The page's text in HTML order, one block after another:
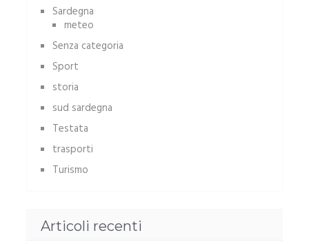
Sardegna
meteo
Senza categoria
Sport
storia
sud sardegna
Testata
trasporti
Turismo
Articoli recenti